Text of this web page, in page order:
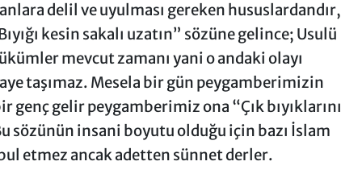
delil ve uyulması gereken hususlardandır,
kesin sakalı uzatın” sözüne gelince; Usulü
mevcut zamanı yani o andaki olayı
taşımaz. Mesela bir gün peygamberimizin
genç gelir peygamberimiz ona “Çık bıyıklarını
sözünün insani boyutu olduğu için bazı İslam
etmez ancak adetten sünnet derler.